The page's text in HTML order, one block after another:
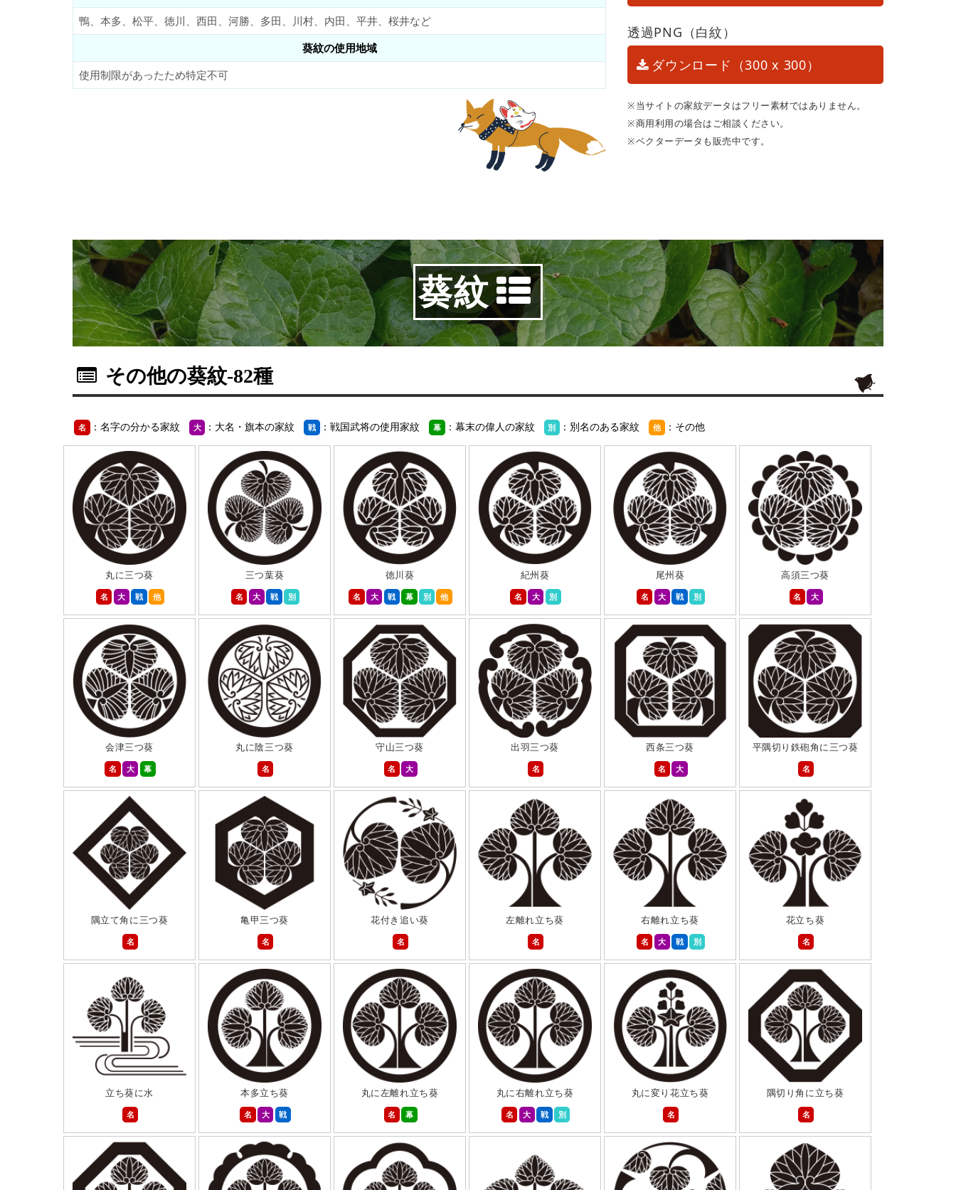
鴨、本多、松平、徳川、西田、河勝、多田、川村、内田、平井、桜井など
葵紋の使用地域
使用制限があったため特定不可
透過PNG（白紋）
ダウンロード（300 x 300）
※当サイトの家紋データはフリー素材ではありません。
※商用利用の場合はご相談ください。
※ベクターデータも販売中です。
葵紋
その他の葵紋-82種
名 ：名字の分かる家紋 大 ：大名・旗本の家紋 戦 ：戦国武将の使用家紋 幕 ：幕末の偉人の家紋 別 ：別名のある家紋 他 ：その他
丸に三つ葵
名
大 戦 他
三つ葉葵
名
大 戦 別
徳川葵
名
大 戦 幕 別 他
紀州葵
名
大 別
尾州葵
名
大 戦 別
高須三つ葵
名
大
会津三つ葵
名
大 幕
丸に陰三つ葵
名
守山三つ葵
名
大
出羽三つ葵
名
西条三つ葵
名
大
平隅切り鉄砲角に三つ葵
名
隅立て角に三つ葵
名
亀甲三つ葵
名
花付き追い葵
名
左離れ立ち葵
名
右離れ立ち葵
名
大 戦 別
花立ち葵
名
立ち葵に水
名
本多立ち葵
名
大 戦
丸に左離れ立ち葵
名
幕
丸に右離れ立ち葵
名
大 戦 別
丸に変り花立ち葵
名
隅切り角に立ち葵
名